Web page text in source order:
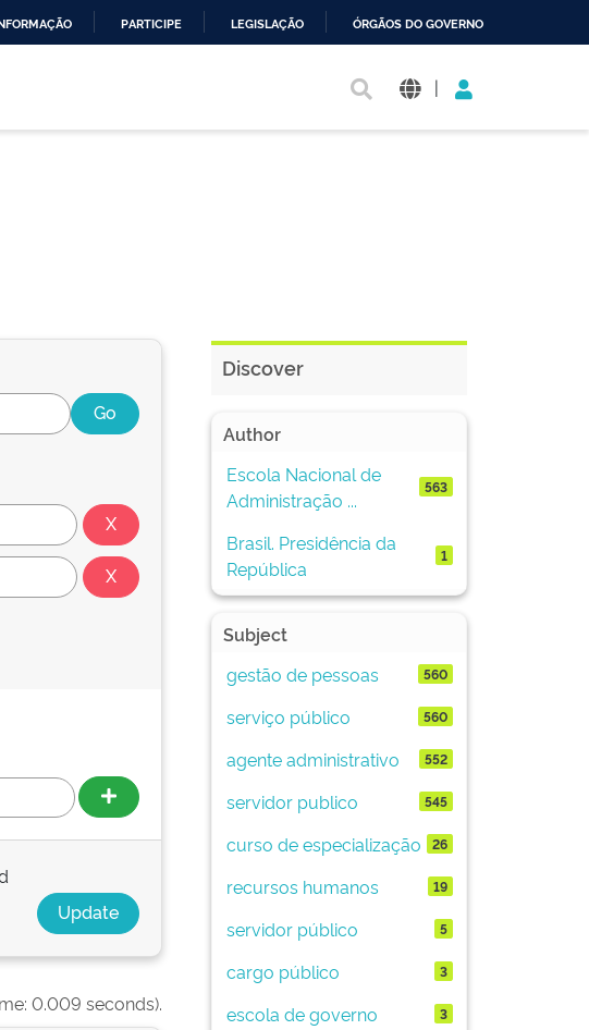
PARTICIPE LEGISLAÇÃO ÓRGÃOS DO GOVERNO
|
0.009 seconds).
Discover
Author
Escola Nacional de
Administração ...
563
Brasil. Presidência da
República
1
Subject
gestão de pessoas
560
serviço público 560
agente administrativo 552
servidor publico 545
curso de especialização 26
recursos humanos 19
servidor público 5
cargo público 3
escola de governo 3